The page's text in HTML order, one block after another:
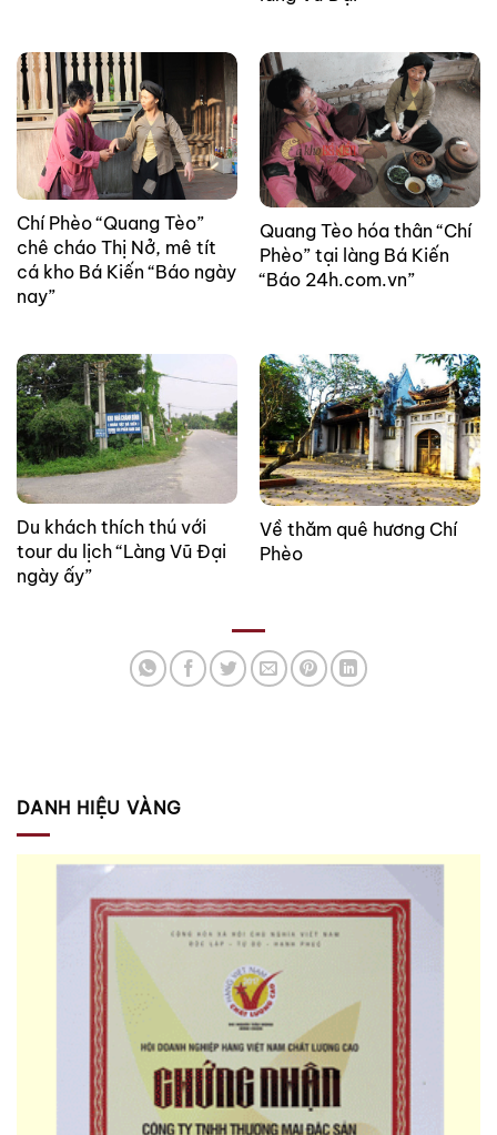
Chí Phèo “Quang Tèo”
chê cháo Thị Nở, mê tít
cá kho Bá Kiến “Báo ngày
nay”
Quang Tèo hóa thân “Chí
Phèo” tại làng Bá Kiến
“Báo 24h.com.vn”
Du khách thích thú với
tour du lịch “Làng Vũ Đại
ngày ấy”
Về thăm quê hương Chí
Phèo
DANH HIỆU VÀNG